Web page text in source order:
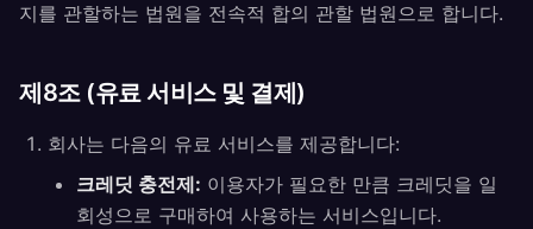
지를 관할하는 법원을 전속적 합의 관할 법원으로 합니다.
제8조 (유료 서비스 및 결제)
회사는 다음의 유료 서비스를 제공합니다:
크레딧 충전제: 이용자가 필요한 만큼 크레딧을 일
회성으로 구매하여 사용하는 서비스입니다.